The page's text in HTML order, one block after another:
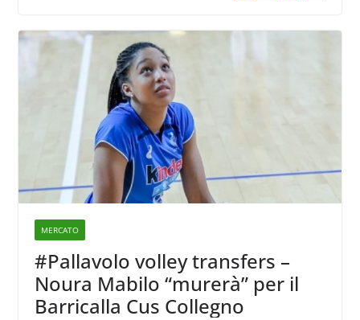
MERCATO
#Pallavolo volley transfers –
Noura Mabilo “murerà” per il
Barricalla Cus Collegno